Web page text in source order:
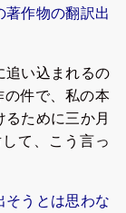
著作物の翻訳出
い込まれるの
の件で、私の本
ために三か月
て、こう言っ
そうとは思わな